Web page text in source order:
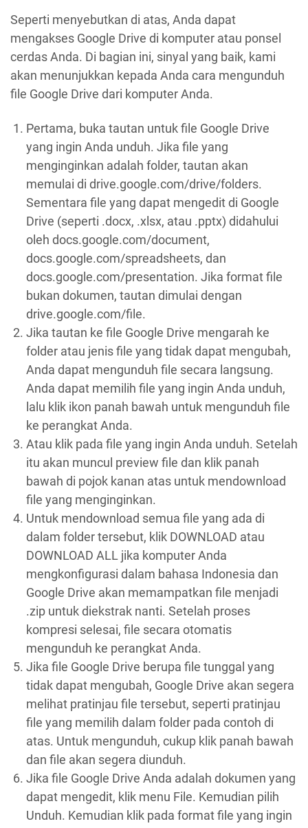
Seperti menyebutkan di atas, Anda dapat
mengakses Google Drive di komputer atau ponsel
cerdas Anda. Di bagian ini, sinyal yang baik, kami
akan menunjukkan kepada Anda cara mengunduh
file Google Drive dari komputer Anda.
Pertama, buka tautan untuk file Google Drive
yang ingin Anda unduh. Jika file yang
menginginkan adalah folder, tautan akan
memulai di drive.google.com/drive/folders.
Sementara file yang dapat mengedit di Google
Drive (seperti .docx, .xlsx, atau .pptx) didahului
oleh docs.google.com/document,
docs.google.com/spreadsheets, dan
docs.google.com/presentation. Jika format file
bukan dokumen, tautan dimulai dengan
drive.google.com/file.
Jika tautan ke file Google Drive mengarah ke
folder atau jenis file yang tidak dapat mengubah,
Anda dapat mengunduh file secara langsung.
Anda dapat memilih file yang ingin Anda unduh,
lalu klik ikon panah bawah untuk mengunduh file
ke perangkat Anda.
Atau klik pada file yang ingin Anda unduh. Setelah
itu akan muncul preview file dan klik panah
bawah di pojok kanan atas untuk mendownload
file yang menginginkan.
Untuk mendownload semua file yang ada di
dalam folder tersebut, klik DOWNLOAD atau
DOWNLOAD ALL jika komputer Anda
mengkonfigurasi dalam bahasa Indonesia dan
Google Drive akan memampatkan file menjadi
.zip untuk diekstrak nanti. Setelah proses
kompresi selesai, file secara otomatis
mengunduh ke perangkat Anda.
Jika file Google Drive berupa file tunggal yang
tidak dapat mengubah, Google Drive akan segera
melihat pratinjau file tersebut, seperti pratinjau
file yang memilih dalam folder pada contoh di
atas. Untuk mengunduh, cukup klik panah bawah
dan file akan segera diunduh.
Jika file Google Drive Anda adalah dokumen yang
dapat mengedit, klik menu File. Kemudian pilih
Unduh. Kemudian klik pada format file yang ingin